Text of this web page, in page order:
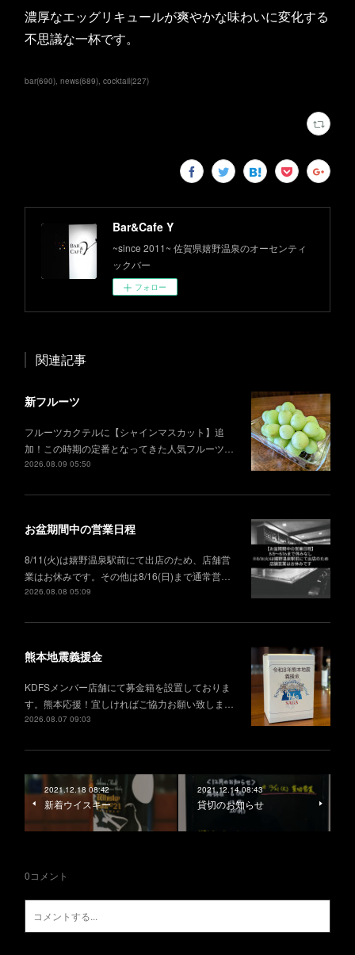
濃厚なエッグリキュールが爽やかな味わいに変化する
不思議な一杯です。
bar(690) news(689) cocktail(227)
Bar&Cafe Y
~since 2011~ 佐賀県嬉野温泉のオーセンティ
ックバー
フォロー
関連記事
新フルーツ
フルーツカクテルに【シャインマスカット】追
加！この時期の定番となってきた人気フルーツ…
2026.08.09 05:50
お盆期間中の営業日程
8/11(火)は嬉野温泉駅前にて出店のため、店舗営
業はお休みです。その他は8/16(日)まで通常営…
2026.08.08 05:09
熊本地震義援金
KDFSメンバー店舗にて募金箱を設置しておりま
す。熊本応援！宜しければご協力お願い致しま…
2026.08.07 09:03
2021.12.18 08:42
新着ウイスキー
2021.12.14 08:43
貸切のお知らせ
0コメント